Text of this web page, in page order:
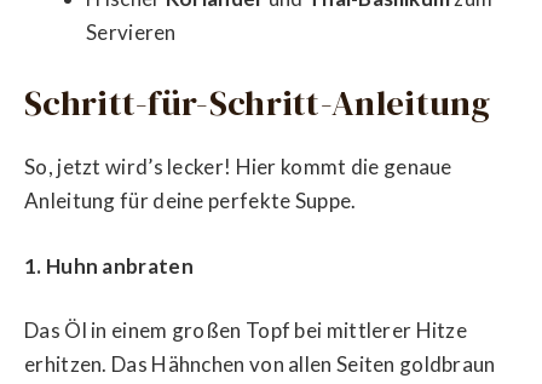
Servieren
Schritt-für-Schritt-Anleitung
So, jetzt wird’s lecker! Hier kommt die genaue
Anleitung für deine perfekte Suppe.
1. Huhn anbraten
Das Öl in einem großen Topf bei mittlerer Hitze
erhitzen. Das Hähnchen von allen Seiten goldbraun